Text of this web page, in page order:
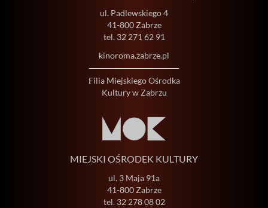
ul. Padlewskiego 4
41-800 Zabrze
tel. 32 271 62 91
kinoroma.zabrze.pl
Filia Miejskiego Ośrodka
Kultury w Zabrzu
MIEJSKI OŚRODEK KULTURY
ul. 3 Maja 91a
41-800 Zabrze
tel. 32 278 08 02